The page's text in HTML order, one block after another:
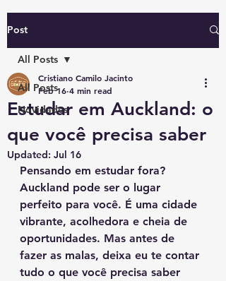
Post
All Posts
Novidades
All Posts
Estudar em Auckland: o
que você precisa saber
Cristiano Camilo Jacinto
Feb 16 4 min read
Updated: Jul 16
Pensando em estudar fora?
Auckland pode ser o lugar
perfeito para você. É uma cidade
vibrante, acolhedora e cheia de
oportunidades. Mas antes de
fazer as malas, deixa eu te contar
tudo o que você precisa saber